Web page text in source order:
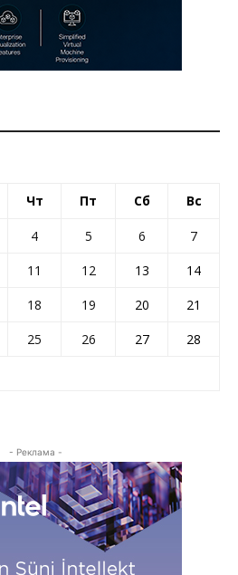
Чт Пт Сб Вс
4 5 6
7
11 12 13
14
18 19 20
21
25 26 27
28
- Реклама -